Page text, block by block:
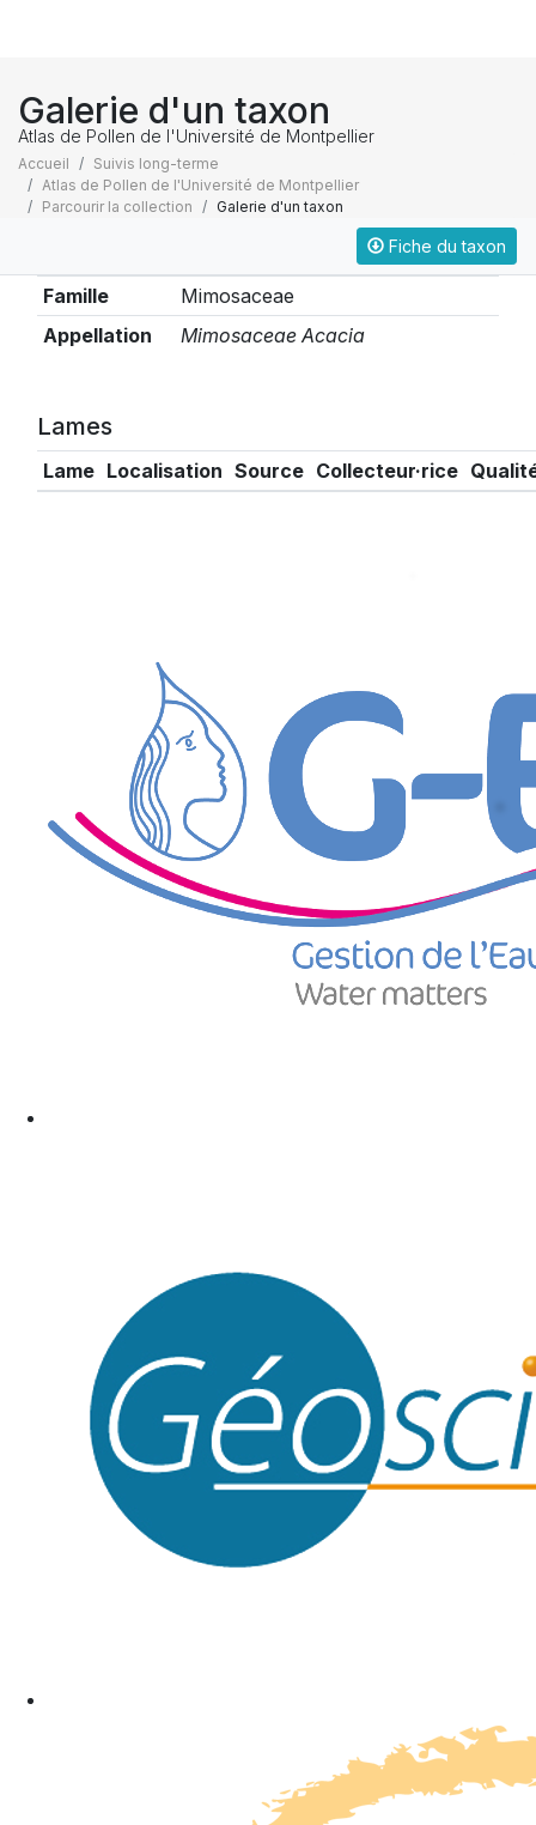
Galerie d'un taxon
Atlas de Pollen de l'Université de Montpellier
Accueil
Suivis long-terme
Atlas de Pollen de l'Université de Montpellier
Parcourir la collection
Galerie d'un taxon
Fiche du taxon
Famille
Mimosaceae
Appellation
Mimosaceae Acacia
Lames
Lame Localisation Source Collecteur·rice